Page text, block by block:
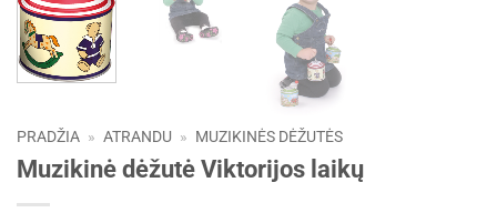
PRADŽIA » ATRANDU » MUZIKINĖS DĖŽUTĖS
Muzikinė dėžutė Viktorijos laikų